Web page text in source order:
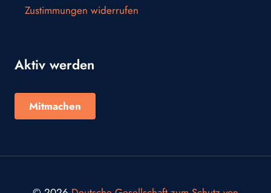
Zustimmungen widerrufen
Aktiv werden
Mitmachen